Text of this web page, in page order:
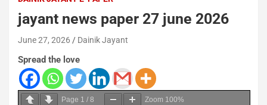
jayant news paper 27 june 2026
June 27, 2026 Dainik Jayant
Spread the love
Page 1 / 8 Zoom 100%